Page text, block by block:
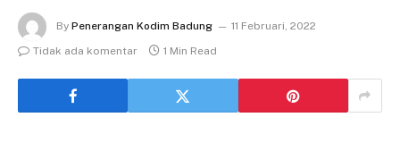
By Penerangan Kodim Badung
11 Februari, 2022
Tidak ada komentar
1 Min Read